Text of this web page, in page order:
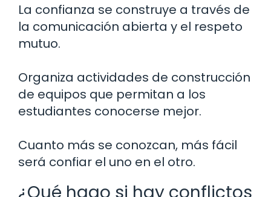
La confianza se construye a través de
la comunicación abierta y el respeto
mutuo.
Organiza actividades de construcción
de equipos que permitan a los
estudiantes conocerse mejor.
Cuanto más se conozcan, más fácil
será confiar el uno en el otro.